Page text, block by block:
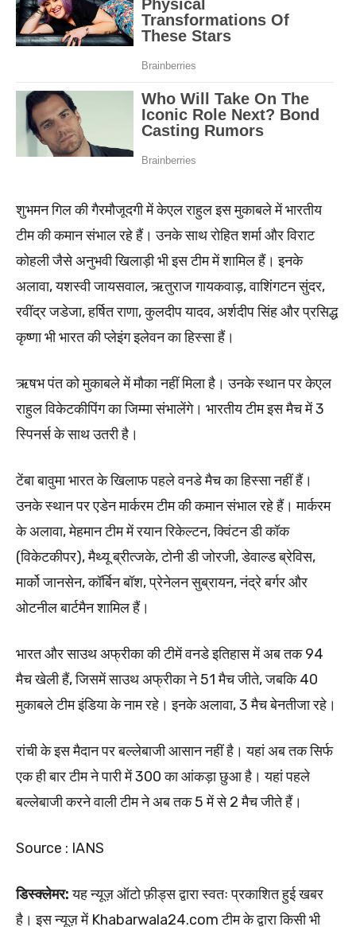
शुभमन गिल की गैरमौजूदगी में केएल राहुल इस मुकाबले में भारतीय
टीम की कमान संभाल रहे हैं। उनके साथ रोहित शर्मा और विराट
कोहली जैसे अनुभवी खिलाड़ी भी इस टीम में शामिल हैं। इनके
अलावा, यशस्वी जायसवाल, ऋतुराज गायकवाड़, वाशिंगटन सुंदर,
रवींद्र जडेजा, हर्षित राणा, कुलदीप यादव, अर्शदीप सिंह और प्रसिद्ध
कृष्णा भी भारत की प्लेइंग इलेवन का हिस्सा हैं।
ऋषभ पंत को मुकाबले में मौका नहीं मिला है। उनके स्थान पर केएल
राहुल विकेटकीपिंग का जिम्मा संभालेंगे। भारतीय टीम इस मैच में 3
स्पिनर्स के साथ उतरी है।
टेंबा बावुमा भारत के खिलाफ पहले वनडे मैच का हिस्सा नहीं हैं।
उनके स्थान पर एडेन मार्करम टीम की कमान संभाल रहे हैं। मार्करम
के अलावा, मेहमान टीम में रयान रिकेल्टन, क्विंटन डी कॉक
(विकेटकीपर), मैथ्यू ब्रीत्जके, टोनी डी जोरजी, डेवाल्ड ब्रेविस,
मार्को जानसेन, कॉर्बिन बॉश, प्रेनेलन सुब्रायन, नंद्रे बर्गर और
ओटनील बार्टमैन शामिल हैं।
भारत और साउथ अफ्रीका की टीमें वनडे इतिहास में अब तक 94
मैच खेली हैं, जिसमें साउथ अफ्रीका ने 51 मैच जीते, जबकि 40
मुकाबले टीम इंडिया के नाम रहे। इनके अलावा, 3 मैच बेनतीजा रहे।
रांची के इस मैदान पर बल्लेबाजी आसान नहीं है। यहां अब तक सिर्फ
एक ही बार टीम ने पारी में 300 का आंकड़ा छुआ है। यहां पहले
बल्लेबाजी करने वाली टीम ने अब तक 5 में से 2 मैच जीते हैं।
Source : IANS
डिस्क्लेमर:यह न्यूज़ ऑटो फ़ीड्स द्वारा स्वतः प्रकाशित हुई खबर
है। इस न्यूज़ में Khabarwala24.com टीम के द्वारा किसी भी